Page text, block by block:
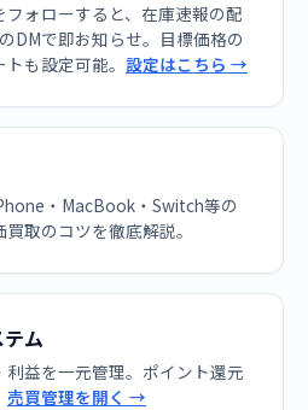
ォローすると、在庫速報の配
DMで即お知らせ。目標価格の
も設定可能。 設定はこちら →
・MacBook・Switch等の
取のコツを徹底解説。
ム
利益を一元管理。ポイント還元
売買管理を開く →